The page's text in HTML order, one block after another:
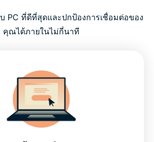
PC ที่ดีที่สุดและปกป้องการเชื่อมต่อของ
คุณได้ภายในไม่กี่นาที